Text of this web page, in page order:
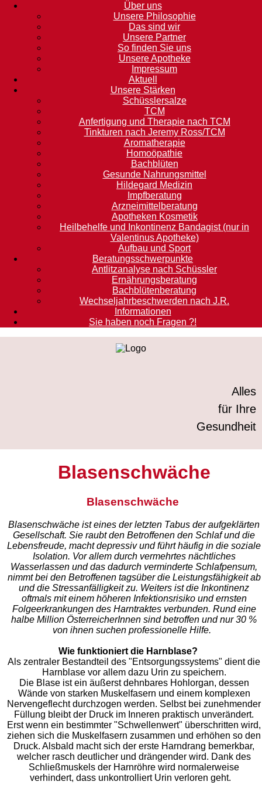
Über uns
Unsere Philosophie
Das sind wir
Unsere Partner
So finden Sie uns
Unsere Apotheke
Impressum
Aktuell
Unsere Stärken
Schüsslersalze
TCM
Anfertigung und Therapie nach TCM
Tinkturen nach Jeremy Ross/TCM
Aromatherapie
Homoöpathie
Bachblüten
Gesunde Nahrungsmittel
Hildegard Medizin
Impfberatung
Arzneimittelberatung
Apotheken Kosmetik
Heilbehelfe und Inkontinenz Bandagist (nur in
Valentinus Apotheke)
Aufbau und Sport
Beratungsschwerpunkte
Antlitzanalyse nach Schüssler
Ernährungsberatung
Bachblütenberatung
Wechseljahrbeschwerden nach J.R.
Informationen
Sie haben noch Fragen ?!
Alles
für Ihre
Gesundheit
Blasenschwäche
Blasenschwäche
Blasenschwäche ist eines der letzten Tabus der aufgeklärten
Gesellschaft. Sie raubt den Betroffenen den Schlaf und die
Lebensfreude, macht depressiv und führt häufig in die soziale
Isolation. Vor allem durch vermehrtes nächtliches
Wasserlassen und das dadurch verminderte Schlafpensum,
nimmt bei den Betroffenen tagsüber die Leistungsfähigkeit ab
und die Stressanfälligkeit zu. Weiters ist die Inkontinenz
oftmals mit einem höheren Infektionsrisiko und ernsten
Folgeerkrankungen des Harntraktes verbunden. Rund eine
halbe Million ÖsterreicherInnen sind betroffen und nur 30 %
von ihnen suchen professionelle Hilfe.
Wie funktioniert die Harnblase?
Als zentraler Bestandteil des "Entsorgungssystems" dient die
Harnblase vor allem dazu Urin zu speichern.
Die Blase ist ein äußerst dehnbares Hohlorgan, dessen
Wände von starken Muskelfasern und einem komplexen
Nervengeflecht durchzogen werden. Selbst bei zunehmender
Füllung bleibt der Druck im Inneren praktisch unverändert.
Erst wenn ein bestimmter "Schwellenwert" überschritten wird,
ziehen sich die Muskelfasern zusammen und erhöhen so den
Druck. Alsbald macht sich der erste Harndrang bemerkbar,
welcher rasch deutlicher und drängender wird. Dank des
Schließmuskels der Harnröhre wird normalerweise
verhindert, dass unkontrolliert Urin verloren geht.